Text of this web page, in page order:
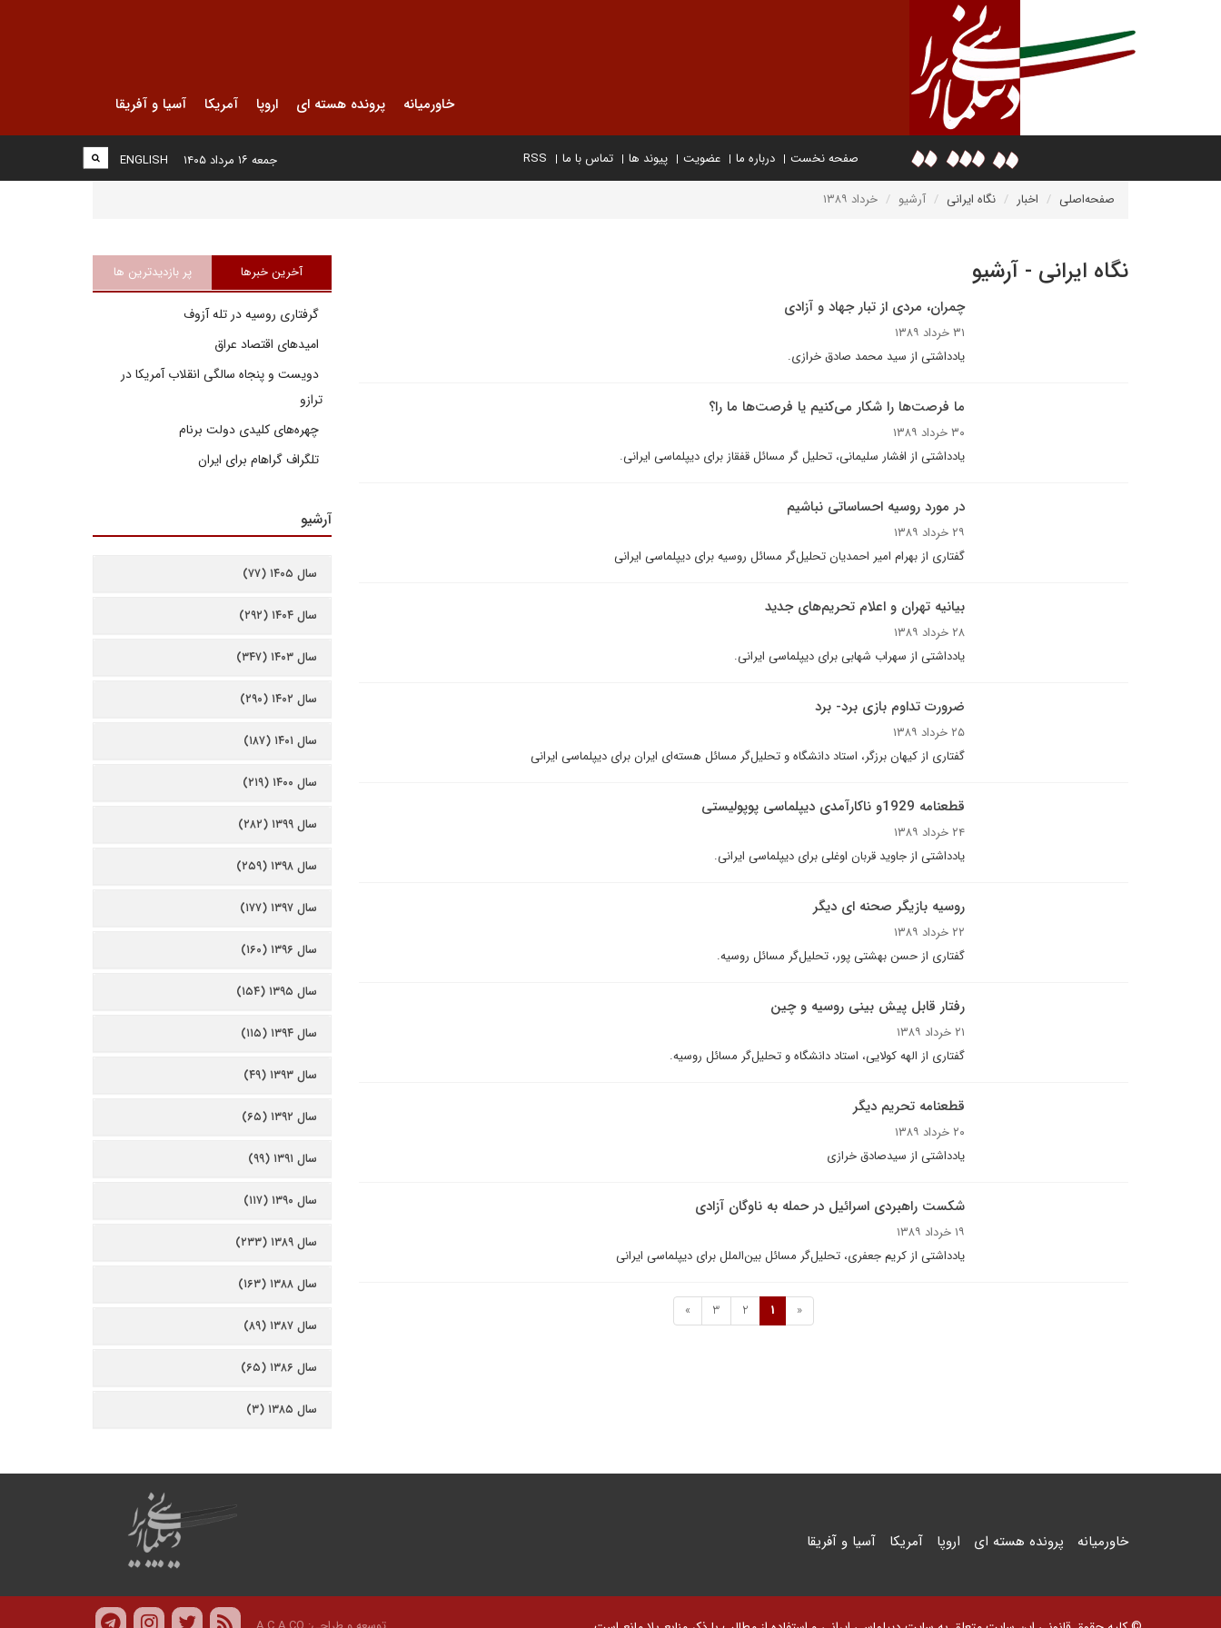
خاورمیانه پرونده هسته ای اروپا آمریکا آسیا و آفریقا
صفحه نخست درباره ما عضویت پیوند ها تماس با ما RSS
ENGLISH جمعه ۱۶ مرداد ۱۴۰۵
صفحه‌اصلی اخبار نگاه ایرانی آرشیو خرداد ۱۳۸۹
نگاه ایرانی - آرشیو
چمران، مردی از تبار جهاد و آزادی
۳۱ خرداد ۱۳۸۹
یادداشتی از سید محمد صادق خرازی.
ما فرصت‌ها را شکار می‌کنیم یا فرصت‌ها ما را؟
۳۰ خرداد ۱۳۸۹
یادداشتی از افشار سلیمانی، تحلیل گر مسائل قفقاز برای دیپلماسی ایرانی.
در مورد روسيه احساساتى نباشيم
۲۹ خرداد ۱۳۸۹
گفتارى از بهرام امير احمديان تحلیل‌گر مسائل روسیه برای دیپلماسی ایرانی
بیانیه تهران و اعلام تحریم‌های جدید
۲۸ خرداد ۱۳۸۹
یادداشتی از سهراب شهابی برای دیپلماسی ایرانی.
ضرورت تداوم بازی برد- برد
۲۵ خرداد ۱۳۸۹
گفتاری از کیهان برزگر، استاد دانشگاه و تحلیل‌گر مسائل هسته‌ای ایران برای دیپلماسی ایرانی
قطعنامه 1929و ناکارآمدی دیپلماسی پوپولیستی
۲۴ خرداد ۱۳۸۹
یادداشتی از جاوید قربان اوغلی برای دیپلماسی ایرانی.
روسيه بازيگر صحنه اى ديگر
۲۲ خرداد ۱۳۸۹
گفتارى از حسن بهشتى پور، تحليل‌گر مسائل روسيه.
رفتار قابل پیش بینی روسیه و چین
۲۱ خرداد ۱۳۸۹
گفتاری از الهه کولایی، استاد دانشگاه و تحلیل‌گر مسائل روسیه.
قطعنامه تحریم دیگر
۲۰ خرداد ۱۳۸۹
یادداشتی از سیدصادق خرازی
شکست راهبردی اسرائیل در حمله به ناوگان آزادی
۱۹ خرداد ۱۳۸۹
یادداشتی از کریم جعفری، تحليل‌گر مسائل بين‌الملل براى ديپلماسى ايرانى
«
1
2
3
»
آخرین خبرها پر بازدیدترین ها
گرفتاری روسیه در تله آزوف
امیدهای اقتصاد عراق
دویست و پنجاه سالگی انقلاب آمریکا در
ترازو
چهره‌های کلیدی دولت برنام
تلگراف گراهام برای ایران
آرشیو
سال ۱۴۰۵ (۷۷)
سال ۱۴۰۴ (۲۹۲)
سال ۱۴۰۳ (۳۴۷)
سال ۱۴۰۲ (۲۹۰)
سال ۱۴۰۱ (۱۸۷)
سال ۱۴۰۰ (۲۱۹)
سال ۱۳۹۹ (۲۸۲)
سال ۱۳۹۸ (۲۵۹)
سال ۱۳۹۷ (۱۷۷)
سال ۱۳۹۶ (۱۶۰)
سال ۱۳۹۵ (۱۵۴)
سال ۱۳۹۴ (۱۱۵)
سال ۱۳۹۳ (۴۹)
سال ۱۳۹۲ (۶۵)
سال ۱۳۹۱ (۹۹)
سال ۱۳۹۰ (۱۱۷)
سال ۱۳۸۹ (۲۳۳)
سال ۱۳۸۸ (۱۶۳)
سال ۱۳۸۷ (۸۹)
سال ۱۳۸۶ (۶۵)
سال ۱۳۸۵ (۳)
خاورمیانه پرونده هسته ای اروپا آمریکا آسیا و آفریقا